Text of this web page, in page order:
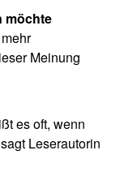
möchte
Meinung
es oft, wenn
Leserautorin